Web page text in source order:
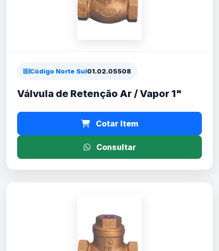
Código Norte Sul01.02.05508
Válvula de Retenção Ar / Vapor 1"
Cotar Item
Consultar